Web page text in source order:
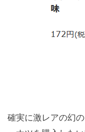
確実に激レアの幻